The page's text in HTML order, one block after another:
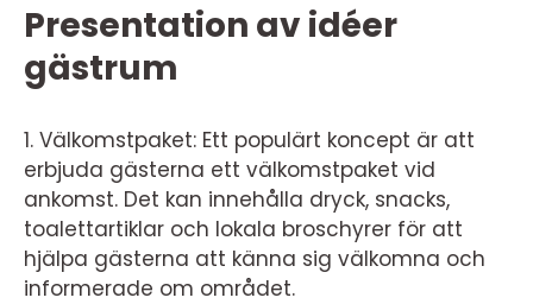
Presentation av idéer
gästrum
1. Välkomstpaket: Ett populärt koncept är att
erbjuda gästerna ett välkomstpaket vid
ankomst. Det kan innehålla dryck, snacks,
toalettartiklar och lokala broschyrer för att
hjälpa gästerna att känna sig välkomna och
informerade om området.